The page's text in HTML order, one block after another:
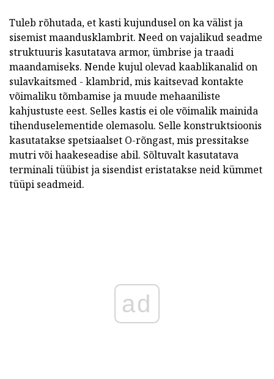
Tuleb rõhutada, et kasti kujundusel on ka välist ja
sisemist maandusklambrit. Need on vajalikud seadme
struktuuris kasutatava armor, ümbrise ja traadi
maandamiseks. Nende kujul olevad kaablikanalid on
sulavkaitsmed - klambrid, mis kaitsevad kontakte
võimaliku tõmbamise ja muude mehaaniliste
kahjustuste eest. Selles kastis ei ole võimalik mainida
tihenduselementide olemasolu. Selle konstruktsioonis
kasutatakse spetsiaalset O-rõngast, mis pressitakse
mutri või haakeseadise abil. Sõltuvalt kasutatava
terminali tüübist ja sisendist eristatakse neid kümmet
tüüpi seadmeid.
ad